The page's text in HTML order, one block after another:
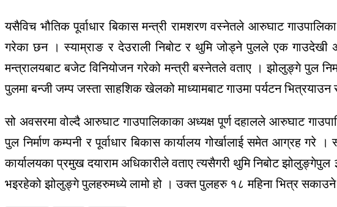
यसैविच भौतिक पूर्वाधार बिकास मन्त्री रामशरण वस्नेतले आरुघाट
गरेका छन । स्याम्राङ र देउराली निबोट र थुमि जोड्ने पुलले एक गाउदेखी
मन्त्रालयबाट बजेट विनियोजन गरेको मन्त्री बस्नेतले वताए । झोलुङ्गे पुल
पुलमा बन्जी जम्प जस्ता साहशिक खेलको माध्यामबाट गाउमा पर्यटन
सो अवसरमा वोल्दै आरुघाट गाउपालिकाका अध्यक्ष पूर्ण दहालले आरुघाट
पुल निर्माण कम्पनी र पूर्वाधार बिकास कार्यालय गोर्खालाई समेत आग्रह
कार्यालयका प्रमुख दयाराम अधिकारीले वताए त्यसैगरी थुमि निबोट
भइरहेको झोलुङ्गे पुलहरुमध्ये लामो हो । उक्त पुलहरु १८ महिना भित्र सकाउने